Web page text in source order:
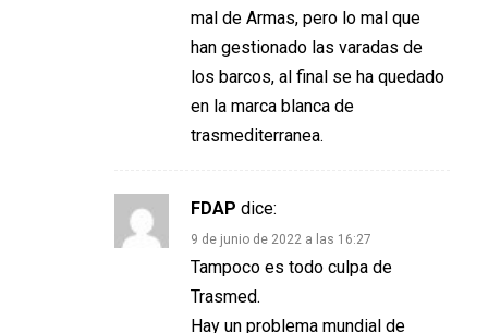
mal de Armas, pero lo mal que
han gestionado las varadas de
los barcos, al final se ha quedado
en la marca blanca de
trasmediterranea.
FDAP dice:
9 de junio de 2022 a las 16:27
Tampoco es todo culpa de
Trasmed.
Hay un problema mundial de